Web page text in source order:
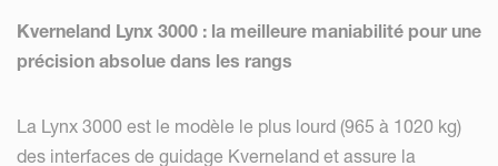
Kverneland Lynx 3000 : la meilleure maniabilité pour une
précision absolue dans les rangs
La Lynx 3000 est le modèle le plus lourd (965 à 1020 kg)
des interfaces de guidage Kverneland et assure la